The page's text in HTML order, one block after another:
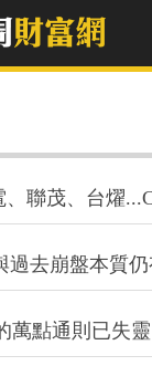
聯茂、台燿
過去崩盤本質
萬點通則已失靈